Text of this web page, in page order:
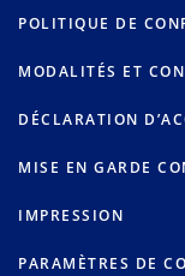
POLITIQUE DE
MODALITÉS ET
DÉCLARATION
MISE EN GARDE
IMPRESSION
PARAMÈTRES DE